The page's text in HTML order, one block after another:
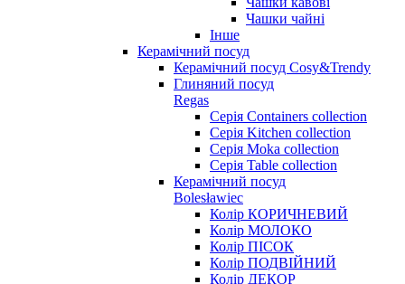
Чашки чайні
Інше
Керамічний посуд
Керамічний посуд Cosy&Trendy
Глиняний посуд
Regas
Серія Containers collection
Серія Kitchen collection
Серія Moka collection
Серія Table collection
Керамічний посуд
Bolesławiec
Колір КОРИЧНЕВИЙ
Колір МОЛОКО
Колір ПІСОК
Колір ПОДВІЙНИЙ
Колір ДЕКОР